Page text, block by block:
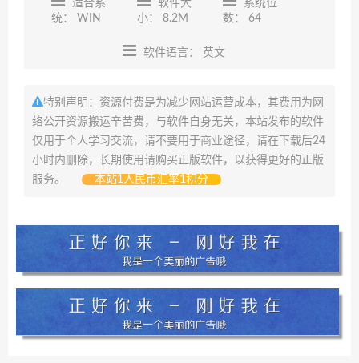
适合系
统： WIN
软件大
小： 8.2M
系统位
数： 64
软件语言： 英文
特别声明：资源付费是为减少网站运营成本，其费用为网
络公开资源搬运辛苦费，与软件自身无关，本站发布的软件
仅用于个人学习交流，请不要用于商业途径，请在下载后24
小时内删除，长期使用请购买正版软件，以获得更好的正版
服务。
本站1人民币汇率1积分